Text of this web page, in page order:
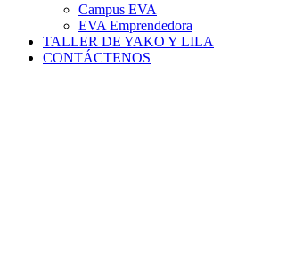
Campus EVA
EVA Emprendedora
TALLER DE YAKO Y LILA
CONTÁCTENOS